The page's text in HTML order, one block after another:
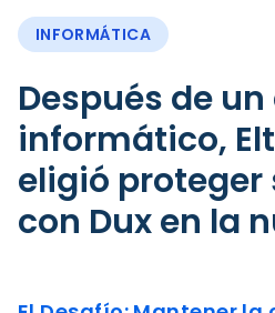
INFORMÁTICA
Después de un ataque
informático,
eligió proteger
con Dux en la